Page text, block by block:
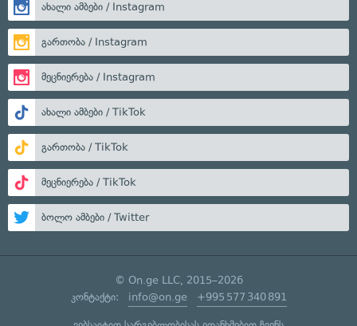
ახალი ამბები / Instagram
გართობა / Instagram
მეცნიერება / Instagram
ახალი ამბები / TikTok
გართობა / TikTok
მეცნიერება / TikTok
ბოლო ამბები / Twitter
© On.ge LLC, 2015–2026
კონტაქტი: info@on.ge +995 577 340 891